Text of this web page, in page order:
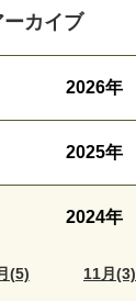
ーカイブ
2026年
2025年
2024年
(5) 11月(3)